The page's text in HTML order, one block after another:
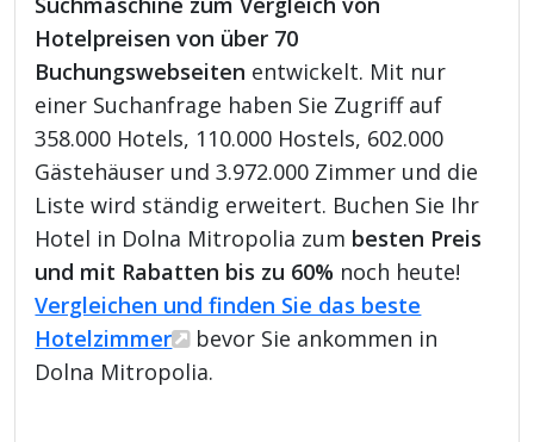
Hotelpreisen von über 70
Buchungswebseiten entwickelt. Mit nur
einer Suchanfrage haben Sie Zugriff auf
358.000 Hotels, 110.000 Hostels, 602.000
Gästehäuser und 3.972.000 Zimmer und die
Liste wird ständig erweitert. Buchen Sie Ihr
Hotel in Dolna Mitropolia zum besten Preis
und mit Rabatten bis zu 60% noch heute!
Vergleichen und finden Sie das beste
Hotelzimmer
bevor Sie ankommen in
Dolna Mitropolia.